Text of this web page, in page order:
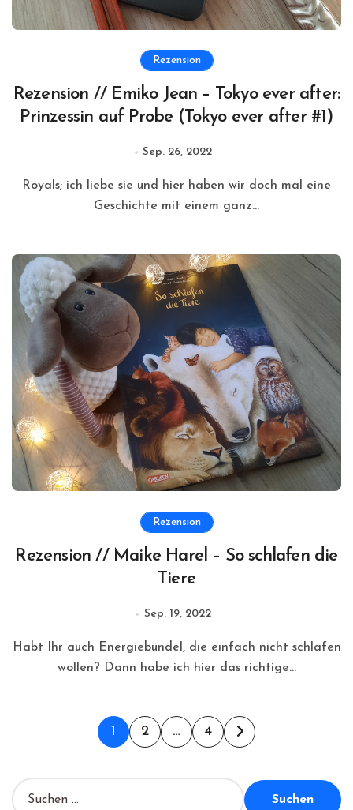
Rezension
Rezension // Emiko Jean – Tokyo ever after:
Prinzessin auf Probe (Tokyo ever after #1)
Sep. 26, 2022
Royals; ich liebe sie und hier haben wir doch mal eine
Geschichte mit einem ganz...
Rezension
Rezension // Maike Harel – So schlafen die
Tiere
Sep. 19, 2022
Habt Ihr auch Energiebündel, die einfach nicht schlafen
wollen? Dann habe ich hier das richtige...
Seitennummerierung
Beiträge
1 2 … 4
S
u